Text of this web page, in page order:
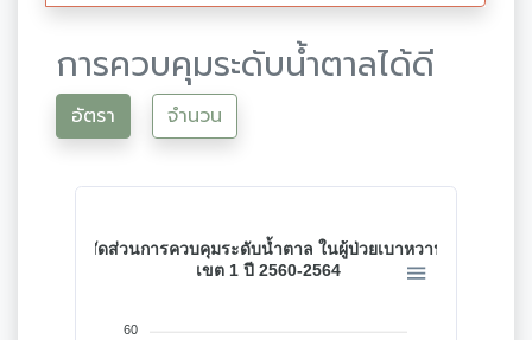
การควบคุมระดับน้ำตาลได้ดี
อัตรา จำนวน